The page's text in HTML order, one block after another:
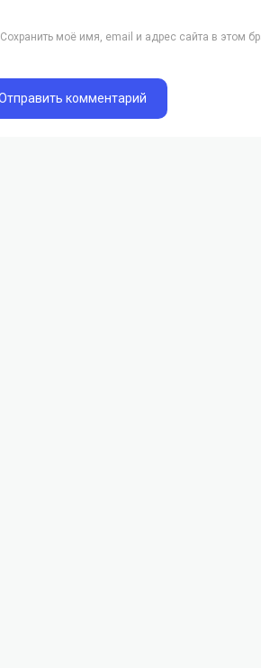
Сохранить моё имя, email и адрес сайта в этом